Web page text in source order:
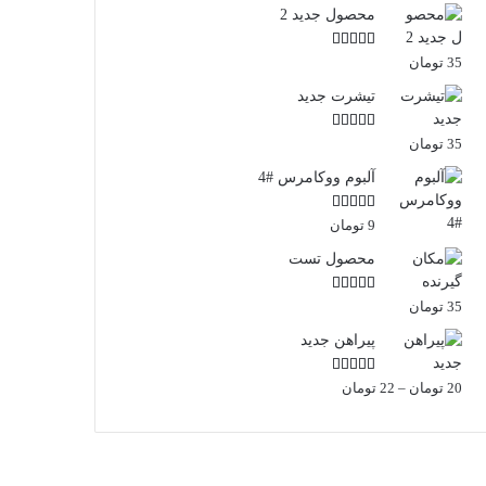
محصول جدید 2
35 تومان
تیشرت جدید
35 تومان
آلبوم ووکامرس #4
امتیاز5.00 9 تومان
محصول تست
35 تومان
پیراهن جدید
امتیاز
از 5
20 تومان –
22 تومان
20 تومان